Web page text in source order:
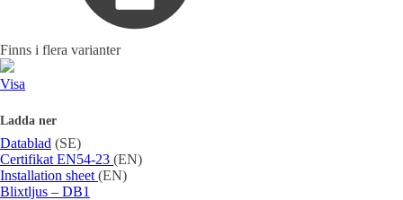
Finns i flera varianter
Visa
Ladda ner
Datablad (SE)
Certifikat EN54-23 (EN)
Installation sheet (EN)
Blixtljus – DB1